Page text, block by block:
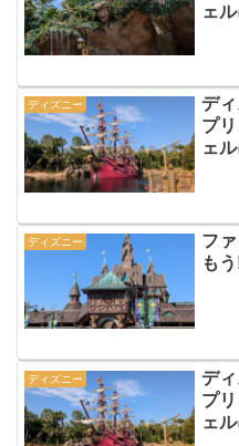
ェ
ディズニー
デ
プ
ェ
ディズニー
フ
も
ディズニー
デ
プ
ェ